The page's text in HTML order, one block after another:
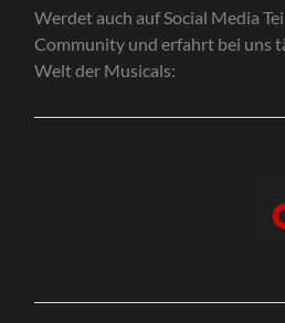
Werdet auch auf Social Media
Community und erfahrt bei uns
Welt der Musicals: